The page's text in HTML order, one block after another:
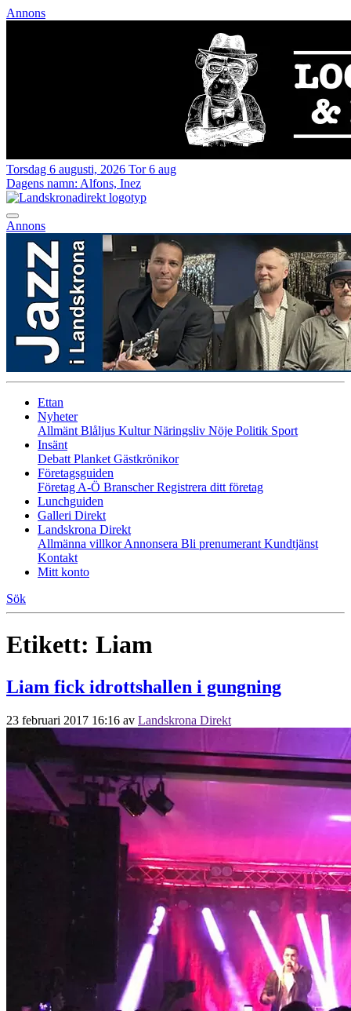
Annons
Torsdag 6 augusti, 2026 Tor 6 aug
Dagens namn: Alfons, Inez
Annons
Ettan
Nyheter
Allmänt Blåljus KulturNäringsliv Nöje Politik Sport
Insänt
Debatt Planket Gästkrönikor
Företagsguiden
Företag A-Ö BranscherRegistrera ditt företag
Lunchguiden
Galleri Direkt
Landskrona Direkt
Allmänna villkorAnnonsera Bli prenumerant Kundtjänst
Kontakt
Mitt konto
Sök
Etikett: Liam
Liam fick idrottshallen i gungning
23 februari 2017 16:16 av Landskrona Direkt